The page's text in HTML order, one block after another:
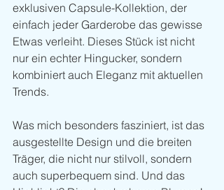
exklusiven Capsule-Kollektion, der
einfach jeder Garderobe das gewisse
Etwas verleiht. Dieses Stück ist nicht
nur ein echter Hingucker, sondern
kombiniert auch Eleganz mit aktuellen
Trends.
Was mich besonders fasziniert, ist das
ausgestellte Design und die breiten
Träger, die nicht nur stilvoll, sondern
auch superbequem sind. Und das